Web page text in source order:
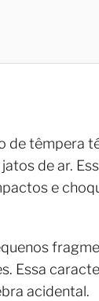
de têmpera
de ar.
e
Essa
acidental.